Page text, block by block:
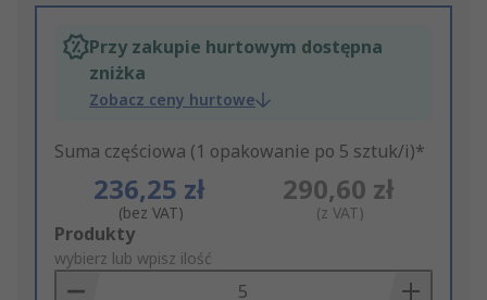
Przy zakupie hurtowym dostępna
zniżka
Zobacz ceny hurtowe
Suma częściowa (1 opakowanie po 5 sztuk/i)*
236,25 zł
(bez VAT)
290,60 zł
(z VAT)
Add
to
Basket
Produkty
wybierz lub wpisz ilość